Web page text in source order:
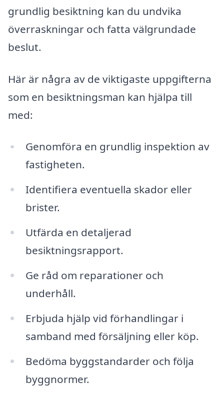
grundlig besiktning kan du undvika
överraskningar och fatta välgrundade
beslut.
Här är några av de viktigaste uppgifterna
som en besiktningsman kan hjälpa till
med:
Genomföra en grundlig inspektion av
fastigheten.
Identifiera eventuella skador eller
brister.
Utfärda en detaljerad
besiktningsrapport.
Ge råd om reparationer och
underhåll.
Erbjuda hjälp vid förhandlingar i
samband med försäljning eller köp.
Bedöma byggstandarder och följa
byggnormer.